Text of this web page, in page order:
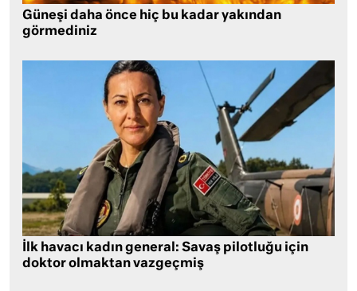
Güneşi daha önce hiç bu kadar yakından
görmediniz
İlk havacı kadın general: Savaş pilotluğu için
doktor olmaktan vazgeçmiş